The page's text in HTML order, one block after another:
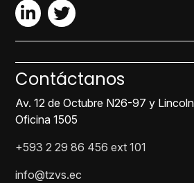
Contáctanos
Av. 12 de Octubre N26-97 y
Oficina 1505
+593 2 29 86 456 ext 101
info@tzvs.ec